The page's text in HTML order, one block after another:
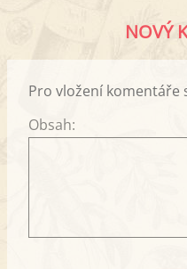
NOVÝ
Pro vložení komentáře
Obsah: